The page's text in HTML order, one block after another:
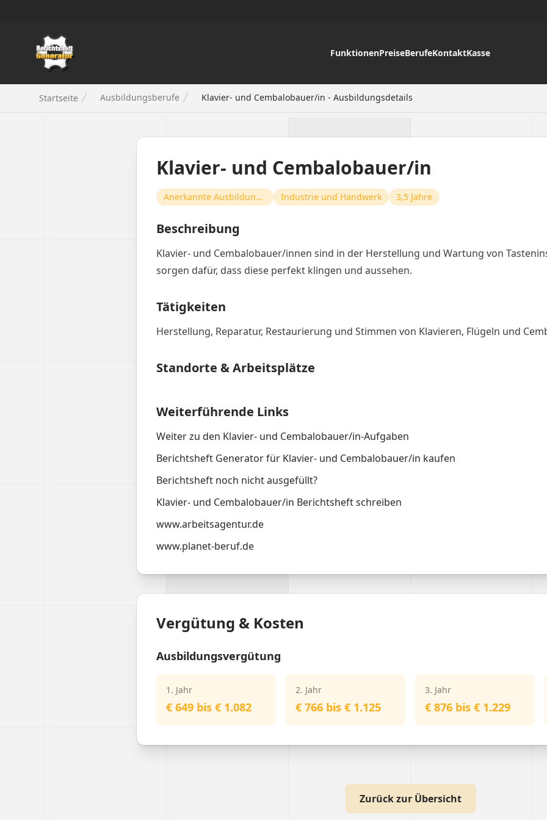
Berichtsheft Generator
FunktionenPreiseBerufeKontaktKasse
Startseite Ausbildungsberufe Klavier- und Cembalobauer/in - Ausbildungsdetails
Klavier- und Cembalobauer/in
Anerkannte Ausbildungsberufe Industrie und Handwerk 3,5 Jahre
Beschreibung
Klavier- und Cembalobauer/innen sind in der Herstellung und Wartung von
sorgen dafür, dass diese perfekt klingen und aussehen.
Tätigkeiten
Herstellung, Reparatur, Restaurierung und Stimmen von Klavieren, Flügeln und
Standorte & Arbeitsplätze
Weiterführende Links
Weiter zu den Klavier- und Cembalobauer/in-Aufgaben
Berichtsheft Generator für Klavier- und Cembalobauer/in kaufen
Berichtsheft noch nicht ausgefüllt?
Klavier- und Cembalobauer/in Berichtsheft schreiben
www.arbeitsagentur.de
www.planet-beruf.de
Vergütung & Kosten
Ausbildungsvergütung
1. Jahr
€ 649 bis € 1.082
2. Jahr
€ 766 bis € 1.125
3. Jahr
€ 876 bis € 1.229
Zurück zur Übersicht